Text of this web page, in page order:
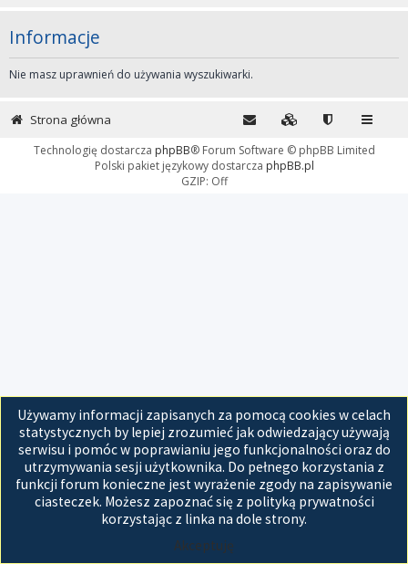
Informacje
Nie masz uprawnień do używania wyszukiwarki.
Używamy informacji zapisanych za pomocą cookies w celach
statystycznych by lepiej zrozumieć jak odwiedzający używają
serwisu i pomóc w poprawianiu jego funkcjonalności oraz do
utrzymywania sesji użytkownika. Do pełnego korzystania z
funkcji forum konieczne jest wyrażenie zgody na zapisywanie
ciasteczek. Możesz zapoznać się z polityką prywatności
korzystając z linka na dole strony.
Akceptuję
Strona główna
Technologię dostarcza phpBB® Forum Software © phpBB Limited
Polski pakiet językowy dostarcza phpBB.pl
GZIP: Off